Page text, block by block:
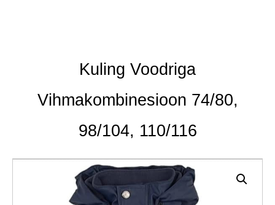
Kuling Voodriga
Vihmakombinesioon 74/80,
98/104, 110/116